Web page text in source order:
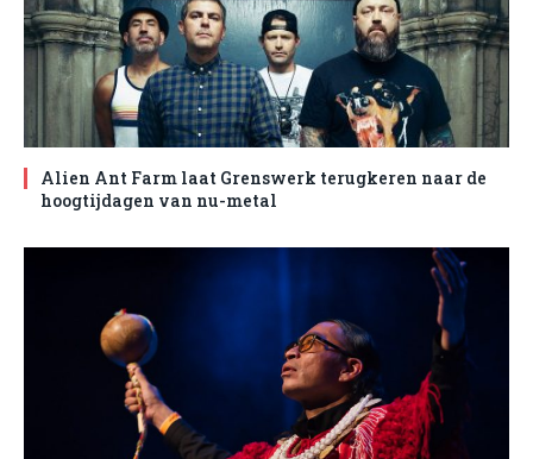
Alien Ant Farm laat Grenswerk terugkeren naar de
hoogtijdagen van nu-metal